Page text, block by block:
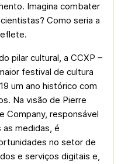
Imagina combater
Como seria a
pilar cultural, a CCXP –
festival de cultura
um ano histórico com
Na visão de Pierre
Company, responsável
medidas, é
no setor de
e serviços digitais e,